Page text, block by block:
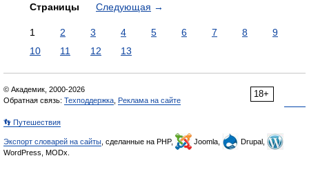
Страницы Следующая →
1 2 3 4 5 6 7 8
9
10
11 12 13
18+
© Академик, 2000-2026
Обратная связь: Техподдержка Реклама на сайте
👣 Путешествия
Экспорт словарей на сайты , сделанные на PHP, Joomla,
Drupal,
WordPress, MODx.